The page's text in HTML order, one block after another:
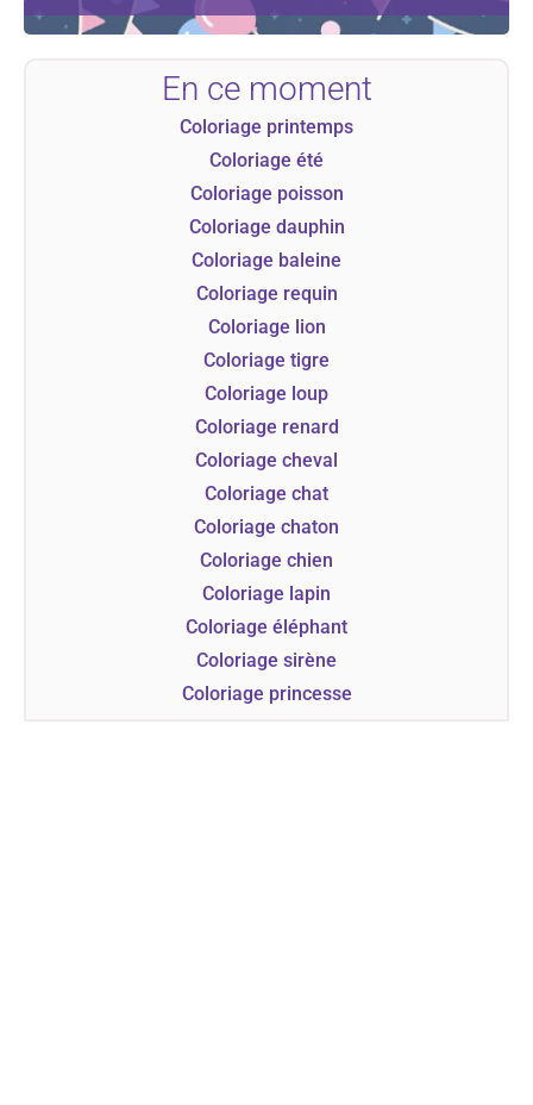
En ce moment
Coloriage printemps
Coloriage été
Coloriage poisson
Coloriage dauphin
Coloriage baleine
Coloriage requin
Coloriage lion
Coloriage tigre
Coloriage loup
Coloriage renard
Coloriage cheval
Coloriage chat
Coloriage chaton
Coloriage chien
Coloriage lapin
Coloriage éléphant
Coloriage sirène
Coloriage princesse